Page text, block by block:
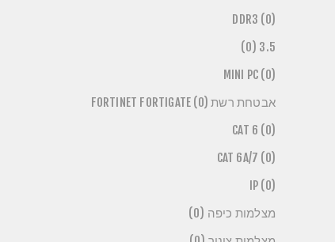
DDR3 (0)
3.5 (0)
MINI PC (0)
אבטחת רשת FORTINET FORTIGATE (0)
CAT 6 (0)
CAT 6A/7 (0)
IP (0)
מצלמות כיפה (0)